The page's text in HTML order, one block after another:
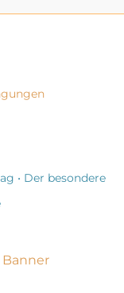
• Der besondere